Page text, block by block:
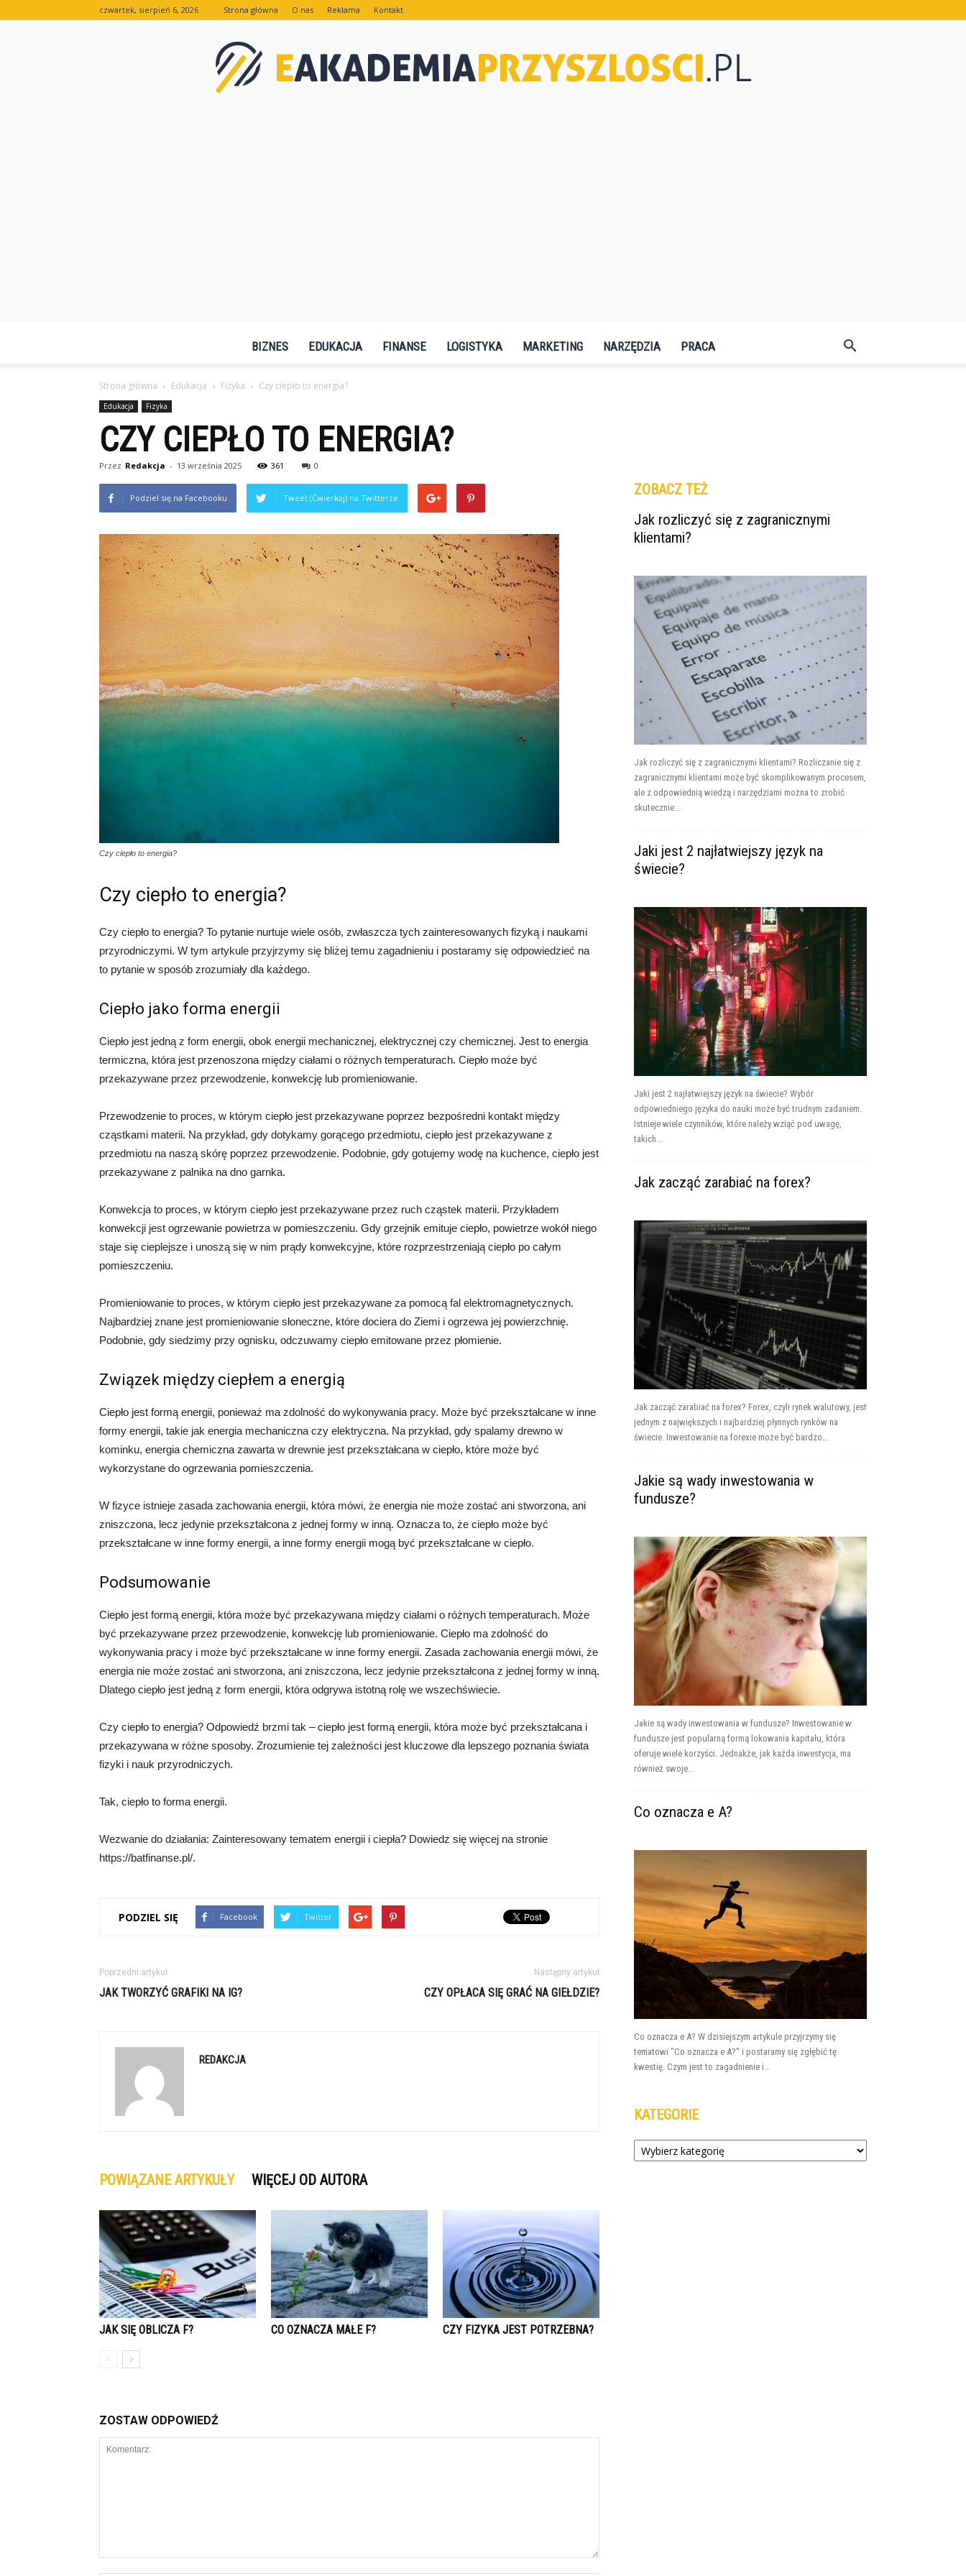
czwartek, sierpień 6, 2026 Strona główna O nas Reklama Kontakt
BIZNES EDUKACJA FINANSE LOGISTYKA MARKETING NARZĘDZIA PRACA
Strona główna Edukacja Fizyka Czy ciepło to energia?
Edukacja Fizyka
CZY CIEPŁO TO ENERGIA?
Przez Redakcja - 13 września 2025 361 0
Podziel się na Facebooku Tweet (Ćwierkaj) na Twitterze
Czy ciepło to energia?
Czy ciepło to energia?
Czy ciepło to energia? To pytanie nurtuje wiele osób, zwłaszcza tych zainteresowanych fizyką i naukami
przyrodniczymi. W tym artykule przyjrzymy się bliżej temu zagadnieniu i postaramy się odpowiedzieć na
to pytanie w sposób zrozumiały dla każdego.
Ciepło jako forma energii
Ciepło jest jedną z form energii, obok energii mechanicznej, elektrycznej czy chemicznej. Jest to energia
termiczna, która jest przenoszona między ciałami o różnych temperaturach. Ciepło może być
przekazywane przez przewodzenie, konwekcję lub promieniowanie.
Przewodzenie to proces, w którym ciepło jest przekazywane poprzez bezpośredni kontakt między
cząstkami materii. Na przykład, gdy dotykamy gorącego przedmiotu, ciepło jest przekazywane z
przedmiotu na naszą skórę poprzez przewodzenie. Podobnie, gdy gotujemy wodę na kuchence, ciepło jest
przekazywane z palnika na dno garnka.
Konwekcja to proces, w którym ciepło jest przekazywane przez ruch cząstek materii. Przykładem
konwekcji jest ogrzewanie powietrza w pomieszczeniu. Gdy grzejnik emituje ciepło, powietrze wokół niego
staje się cieplejsze i unoszą się w nim prądy konwekcyjne, które rozprzestrzeniają ciepło po całym
pomieszczeniu.
Promieniowanie to proces, w którym ciepło jest przekazywane za pomocą fal elektromagnetycznych.
Najbardziej znane jest promieniowanie słoneczne, które dociera do Ziemi i ogrzewa jej powierzchnię.
Podobnie, gdy siedzimy przy ognisku, odczuwamy ciepło emitowane przez płomienie.
Związek między ciepłem a energią
Ciepło jest formą energii, ponieważ ma zdolność do wykonywania pracy. Może być przekształcane w inne
formy energii, takie jak energia mechaniczna czy elektryczna. Na przykład, gdy spalamy drewno w
kominku, energia chemiczna zawarta w drewnie jest przekształcana w ciepło, które może być
wykorzystane do ogrzewania pomieszczenia.
W fizyce istnieje zasada zachowania energii, która mówi, że energia nie może zostać ani stworzona, ani
zniszczona, lecz jedynie przekształcona z jednej formy w inną. Oznacza to, że ciepło może być
przekształcane w inne formy energii, a inne formy energii mogą być przekształcane w ciepło.
Podsumowanie
Ciepło jest formą energii, która może być przekazywana między ciałami o różnych temperaturach. Może
być przekazywane przez przewodzenie, konwekcję lub promieniowanie. Ciepło ma zdolność do
wykonywania pracy i może być przekształcane w inne formy energii. Zasada zachowania energii mówi, że
energia nie może zostać ani stworzona, ani zniszczona, lecz jedynie przekształcona z jednej formy w inną.
Dlatego ciepło jest jedną z form energii, która odgrywa istotną rolę we wszechświecie.
Czy ciepło to energia? Odpowiedź brzmi tak – ciepło jest formą energii, która może być przekształcana i
przekazywana w różne sposoby. Zrozumienie tej zależności jest kluczowe dla lepszego poznania świata
fizyki i nauk przyrodniczych.
Tak, ciepło to forma energii.
Wezwanie do działania: Zainteresowany tematem energii i ciepła? Dowiedz się więcej na stronie
https://batfinanse.pl/.
PODZIEL SIĘ Facebook Twitter
Poprzedni artykuł
JAK TWORZYĆ GRAFIKI NA IG?
Następny artykuł
CZY OPŁACA SIĘ GRAĆ NA GIEŁDZIE?
REDAKCJA
POWIĄZANE ARTYKUŁY WIĘCEJ OD AUTORA
JAK SIĘ OBLICZA F? CO OZNACZA MAŁE F? CZY FIZYKA JEST POTRZEBNA?
ZOSTAW ODPOWIEDŹ
ZOBACZ TEŻ
Jak rozliczyć się z zagranicznymi
klientami?
Jak rozliczyć się z zagranicznymi klientami? Rozliczanie się z
zagranicznymi klientami może być skomplikowanym procesem,
ale z odpowiednią wiedzą i narzędziami można to zrobić
skutecznie...
Jaki jest 2 najłatwiejszy język na
świecie?
Jaki jest 2 najłatwiejszy język na świecie? Wybór
odpowiedniego języka do nauki może być trudnym zadaniem.
Istnieje wiele czynników, które należy wziąć pod uwagę,
takich...
Jak zacząć zarabiać na forex?
Jak zacząć zarabiać na forex? Forex, czyli rynek walutowy, jest
jednym z największych i najbardziej płynnych rynków na
świecie. Inwestowanie na forexie może być bardzo...
Jakie są wady inwestowania w
fundusze?
Jakie są wady inwestowania w fundusze? Inwestowanie w
fundusze jest popularną formą lokowania kapitału, która
oferuje wiele korzyści. Jednakże, jak każda inwestycja, ma
również swoje...
Co oznacza e A?
Co oznacza e A? W dzisiejszym artykule przyjrzymy się
tematowi "Co oznacza e A?" i postaramy się zgłębić tę
kwestię. Czym jest to zagadnienie i...
KATEGORIE
Kategorie